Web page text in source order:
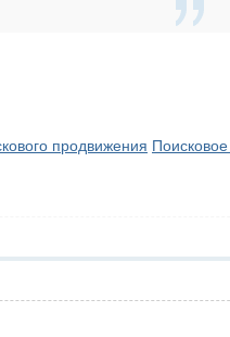
продвижения